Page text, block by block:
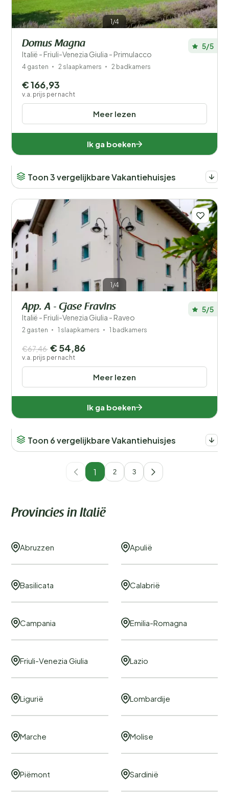
1/4
Domus Magna
Italië - Friuli-Venezia Giulia - Primulacco
5/5
4 gasten 2 slaapkamers 2 badkamers
Meer lezen
€ 166,93
v.a. prijs per nacht
Ik ga boeken
Toon 3 vergelijkbare Vakantiehuisjes
1/4
App. A - Cjase Fravins
Italië - Friuli-Venezia Giulia - Raveo
5/5
2 gasten 1 slaapkamers 1 badkamers
Meer lezen
€67,46 € 54,86
v.a. prijs per nacht
Ik ga boeken
Toon 6 vergelijkbare Vakantiehuisjes
1 2 3
Provincies in Italië
Abruzzen Apulië
Basilicata Calabrië
Campania Emilia-Romagna
Friuli-Venezia Giulia Lazio
Ligurië Lombardije
Marche Molise
Piëmont Sardinië